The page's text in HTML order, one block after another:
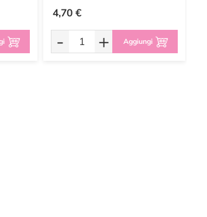
4,70 €
- + Aggiungi